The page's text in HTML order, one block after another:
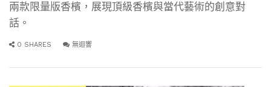
兩款限量版香檳，展現頂級香檳與當代藝術的創意對
話。
0 SHARES 無迴響